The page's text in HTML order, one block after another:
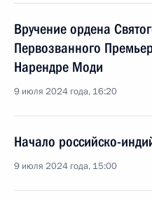
Вручение ордена
Первозванного
Нарендре Моди
9 июля 2024 года, 16:20
Начало российско-
9 июля 2024 года, 15:00